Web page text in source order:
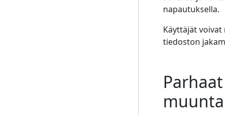
napautuksella.
Käyttäjät voivat
tiedoston